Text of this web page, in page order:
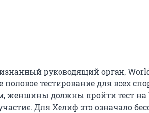
руководящий орган,
половое тестирование для всех
женщины должны пройти тест на
Для Хелиф это означало